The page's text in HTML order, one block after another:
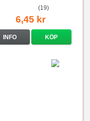
(19)
6,45 kr
INFO KÖP